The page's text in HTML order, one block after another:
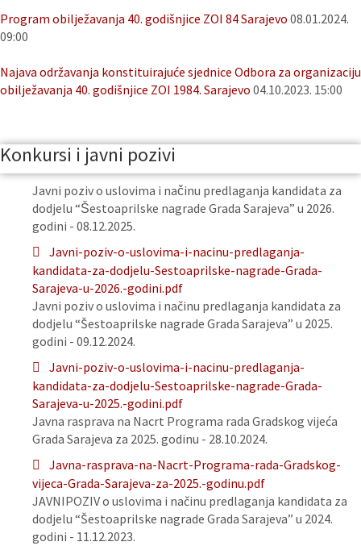
Program obilježavanja 40. godišnjice ZOI 84 Sarajevo 08.01.2024.
09:00
Najava održavanja konstituirajuće sjednice Odbora za organizaciju
obilježavanja 40. godišnjice ZOI 1984. Sarajevo 04.10.2023. 15:00
Konkursi i javni pozivi
Javni poziv o uslovima i načinu predlaganja kandidata za
dodjelu “Šestoaprilske nagrade Grada Sarajeva” u 2026.
godini - 08.12.2025.
Javni-poziv-o-uslovima-i-nacinu-predlaganja-
kandidata-za-dodjelu-Sestoaprilske-nagrade-Grada-
Sarajeva-u-2026.-godini.pdf
Javni poziv o uslovima i načinu predlaganja kandidata za
dodjelu “Šestoaprilske nagrade Grada Sarajeva” u 2025.
godini - 09.12.2024.
Javni-poziv-o-uslovima-i-nacinu-predlaganja-
kandidata-za-dodjelu-Sestoaprilske-nagrade-Grada-
Sarajeva-u-2025.-godini.pdf
Javna rasprava na Nacrt Programa rada Gradskog vijeća
Grada Sarajeva za 2025. godinu - 28.10.2024.
Javna-rasprava-na-Nacrt-Programa-rada-Gradskog-
vijeca-Grada-Sarajeva-za-2025.-godinu.pdf
JAVNIPOZIV o uslovima i načinu predlaganja kandidata za
dodjelu “Šestoaprilske nagrade Grada Sarajeva” u 2024.
godini - 11.12.2023.